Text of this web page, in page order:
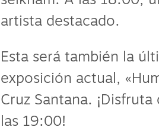
artista destacado.
Esta será también la
exposición actual,
Cruz Santana.
las 19:00!